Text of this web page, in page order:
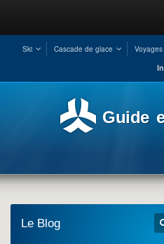
Ski Cascade de glace Voyages
Guide
Le Blog